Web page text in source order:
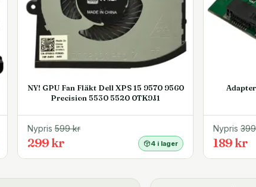
NY! GPU Fan Fläkt Dell XPS 15 9570 9560
Precision 5530 5520 0TK9J1
Nypris 599kr
299 kr 4 i lager
Nypris 399
189 kr